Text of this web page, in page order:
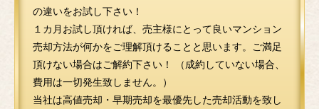
の違いをお試し下さい！
１カ月お試し頂ければ、売主様にとって良いマンション
売却方法が何かをご理解頂けることと思います。ご満足
頂けない場合はご解約下さい！ （成約していない場合、
費用は一切発生致しません。）
当社は高値売却・早期売却を最優先した売却活動を致し